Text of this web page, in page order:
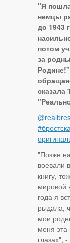
"Я
немцы
до 1943
потом
за
сказала
"Позже
воевали
книгу,
мировой
года я
рыдала,
мои
меня
глазах",